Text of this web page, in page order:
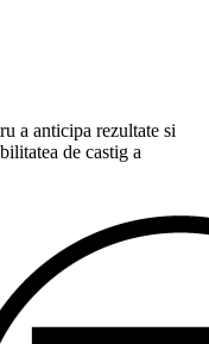
a anticipa rezultate si
de castig a